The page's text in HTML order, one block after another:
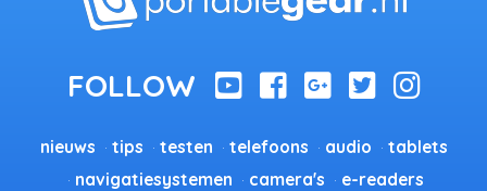
nieuws tips testen telefoons audio
tablets
navigatiesystemen
camera's
e-readers